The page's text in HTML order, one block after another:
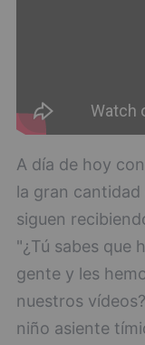
A día de hoy
la gran cantidad
siguen
"¿Tú sabes que
gente y les
nuestros
niño asiente